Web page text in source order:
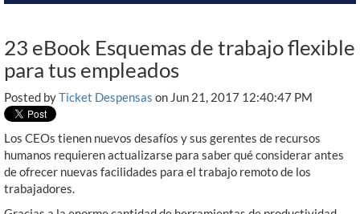
23 eBook Esquemas de trabajo flexible
para tus empleados
Posted byTicket Despensas on Jun 21, 2017 12:40:47 PM
Los CEOs tienen nuevos desafíos y sus gerentes de recursos
humanos requieren actualizarse para saber qué considerar antes
de ofrecer nuevas facilidades para el trabajo remoto de los
trabajadores.